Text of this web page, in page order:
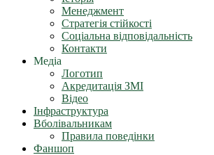
Менеджмент
Стратегія стійкості
Соціальна відповідальність
Контакти
Медіа
Логотип
Акредитація ЗМІ
Відео
Інфраструктура
Вболівальникам
Правила поведінки
Фаншоп